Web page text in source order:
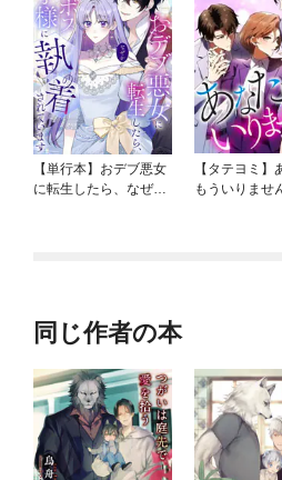
【単行本】おデブ悪女
に転生したら、なぜか
【タテヨミ】
もういりませ
同じ作者の本